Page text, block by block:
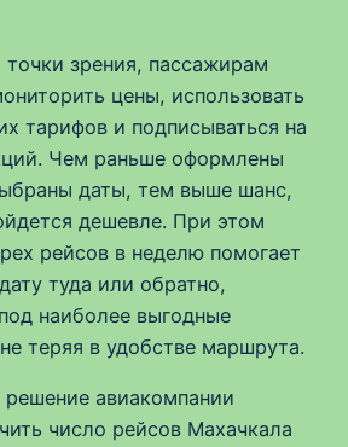
точки зрения, пассажирам
цены, использовать
тарифов и подписываться на
Чем раньше оформлены
даты, тем выше шанс,
дешевле. При этом
рейсов в неделю помогает
туда или обратно,
наиболее выгодные
теряя в удобстве маршрута.
авиакомпании
число рейсов Махачкала